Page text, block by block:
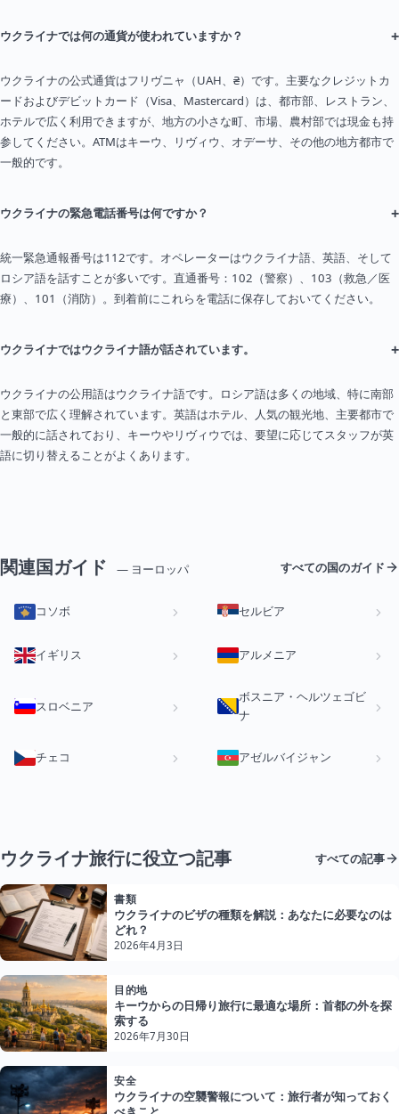
ウクライナでは何の通貨が使われていますか？ +
ウクライナの公式通貨はフリヴニャ（UAH、₴）です。主要なクレジットカ
ードおよびデビットカード（Visa、Mastercard）は、都市部、レストラン、
ホテルで広く利用できますが、地方の小さな町、市場、農村部では現金も持
参してください。ATMはキーウ、リヴィウ、オデーサ、その他の地方都市で
一般的です。
ウクライナの緊急電話番号は何ですか？ +
統一緊急通報番号は112です。オペレーターはウクライナ語、英語、そして
ロシア語を話すことが多いです。直通番号：102（警察）、103（救急／医
療）、101（消防）。到着前にこれらを電話に保存しておいてください。
ウクライナではウクライナ語が話されています。 +
ウクライナの公用語はウクライナ語です。ロシア語は多くの地域、特に南部
と東部で広く理解されています。英語はホテル、人気の観光地、主要都市で
一般的に話されており、キーウやリヴィウでは、要望に応じてスタッフが英
語に切り替えることがよくあります。
関連国ガイド — ヨーロッパ すべての国のガイド
コソボ セルビア
イギリス アルメニア
スロベニア
ボスニア・ヘルツェゴビ
ナ
チェコ アゼルバイジャン
ウクライナ旅行に役立つ記事 すべての記事
書類
ウクライナのビザの種類を解説：あなたに必要なのは
どれ？
2026年4月3日
目的地
キーウからの日帰り旅行に最適な場所：首都の外を探
索する
2026年7月30日
安全
ウクライナの空襲警報について：旅行者が知っておく